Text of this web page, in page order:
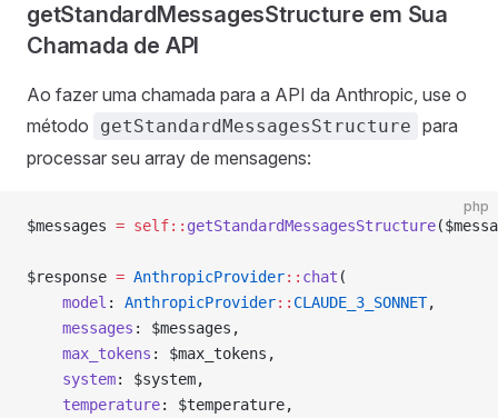
getStandardMessagesStructure em Sua
Chamada de API
Ao fazer uma chamada para a API da Anthropic, use o
método
getStandardMessagesStructure para
processar seu array de mensagens:
php
$messages = self:: getStandardMessagesStructure
$response = AnthropicProvider:: chat (
    model
: AnthropicProvider:: CLAUDE_3_SONNET,
    messages
: $messages,
    max_tokens
: $max_tokens,
    system
: $system,
    temperature
: $temperature,